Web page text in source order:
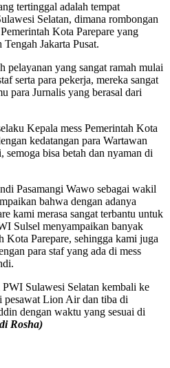
tertinggal adalah tempat
Selatan, dimana rombongan
Kota Parepare yang
Jakarta Pusat.
pelayanan yang sangat ramah mulai
serta para pekerja, mereka sangat
para Jurnalis yang berasal dari
Kepala mess Pemerintah Kota
kedatangan para Wartawan
bisa betah dan nyaman di
Pasamangi Wawo sebagai wakil
bahwa dengan adanya
kami merasa sangat terbantu untuk
Sulsel menyampaikan banyak
Kota Parepare, sehingga kami juga
para staf yang ada di mess
Sulawesi Selatan kembali ke
pesawat Lion Air dan tiba di
dengan waktu yang sesuai di
Rosha)